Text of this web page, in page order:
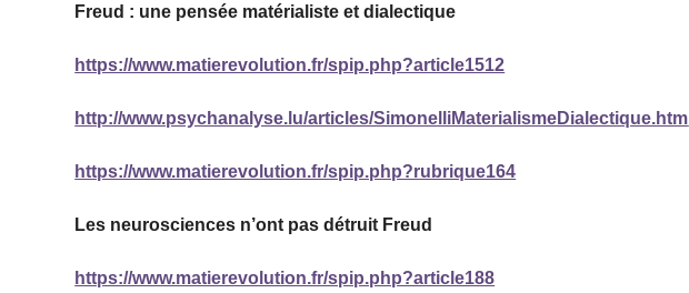
Freud : une pensée matérialiste et dialectique
https://www.matierevolution.fr/spip.php?article1512
http://www.psychanalyse.lu/articles/SimonelliMaterialismeDialectique.htm
https://www.matierevolution.fr/spip.php?rubrique164
Les neurosciences n’ont pas détruit Freud
https://www.matierevolution.fr/spip.php?article188